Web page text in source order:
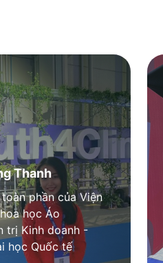
Thanh
phần của Viện
học Áo
trị Kinh doanh -
học Quốc tế